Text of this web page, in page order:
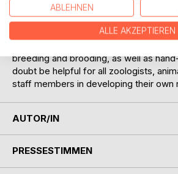
penguin keeping at Schönbrunn Zoo.
no easy task when dealing with these
presents the advances we have made
breeding and brooding, as well as
doubt be helpful for all zoologists,
staff members in developing their
AUTOR/IN
PRESSESTIMMEN
ABLEHNEN
ALLE AKZEPTIEREN